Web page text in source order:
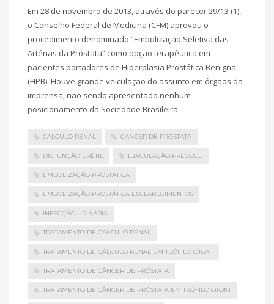
Em 28 de novembro de 2013, através do parecer 29/13 (1),
o Conselho Federal de Medicina (CFM) aprovou o
procedimento denominado “Embolização Seletiva das
Artérias da Próstata” como opção terapêutica em
pacientes portadores de Hiperplasia Prostática Benigna
(HPB). Houve grande veiculação do assunto em órgãos da
imprensa, não sendo apresentado nenhum
posicionamento da Sociedade Brasileira
CÁLCULO RENAL CÂNCER DE PRÓSTATA
DISFUNÇÃO ERÉTIL EJACULAÇÃO PRECOCE
EMBOLIZAÇÃO PROSTÁTICA
EMBOLIZAÇÃO PROSTÁTICA ESCLARECIMENTOS
INFECÇÃO URINÁRIA
TRATAMENTO DE CÁLCULO RENAL
TRATAMENTO DE CÁLCULO RENAL EM TEÓFILO OTONI
TRATAMENTO DE CÂNCER DE PRÓSTATA
TRATAMENTO DE CÂNCER DE PRÓSTATA EM TEÓFILO OTONI